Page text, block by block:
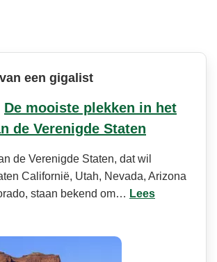
een gigalist
De mooiste plekken in het
de Verenigde Staten
de Verenigde Staten, dat wil
Californië, Utah, Nevada, Arizona
staan bekend om… Lees